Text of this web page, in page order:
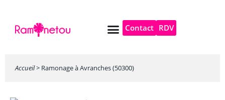
Contact RDV
Accueil> Ramonage à Avranches (50300)